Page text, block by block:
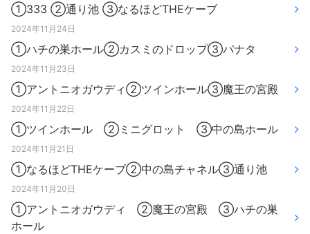
①333 ②通り池 ③なるほどTHEケーブ
2024年11月24日
①ハチの巣ホール②カスミのドロップ③パナタ
2024年11月23日
①アントニオガウディ②ツインホール③魔王の宮殿
2024年11月22日
①ツインホール ②ミニグロット ③中の島ホール
2024年11月21日
①なるほどTHEケーブ②中の島チャネル③通り池
2024年11月20日
①アントニオガウディ ②魔王の宮殿 ③ハチの巣
ホール